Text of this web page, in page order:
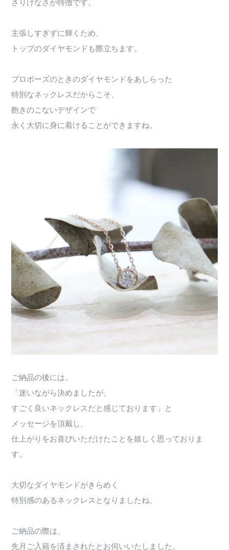
さりげなさが特徴です。
主張しすぎずに輝くため、
トップのダイヤモンドも際立ちます。
プロポーズのときのダイヤモンドをあしらった
特別なネックレスだからこそ、
飽きのこないデザインで
永く大切に身に着けることができますね。
ご納品の後には、
「迷いながら決めましたが、
すごく良いネックレスだと感じております」と
メッセージを頂戴し、
仕上がりをお喜びいただけたことを嬉しく思っておりま
す。
大切なダイヤモンドがきらめく
特別感のあるネックレスとなりましたね。
ご納品の際は、
先月ご入籍を済まされたとお伺いいたしました。